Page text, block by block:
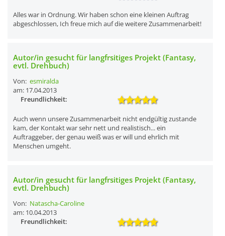
Alles war in Ordnung. Wir haben schon eine kleinen Auftrag
abgeschlossen, Ich freue mich auf die weitere Zusammenarbeit!
Autor/in gesucht für langfrsitiges Projekt (Fantasy,
evtl. Drehbuch)
Von: esmiralda
am: 17.04.2013
Freundlichkeit:
Auch wenn unsere Zusammenarbeit nicht endgültig zustande
kam, der Kontakt war sehr nett und realistisch... ein
Auftraggeber, der genau weiß was er will und ehrlich mit
Menschen umgeht.
Autor/in gesucht für langfrsitiges Projekt (Fantasy,
evtl. Drehbuch)
Von: Natascha-Caroline
am: 10.04.2013
Freundlichkeit: